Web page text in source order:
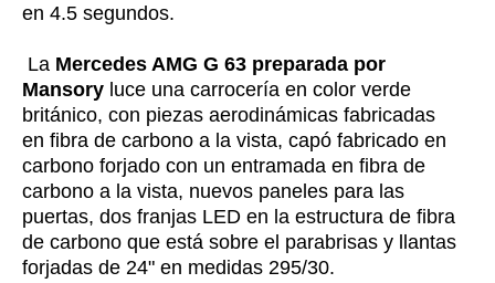
en 4.5 segundos.
La Mercedes AMG G 63 preparada por
Mansory luce una carrocería en color verde
británico, con piezas aerodinámicas fabricadas
en fibra de carbono a la vista, capó fabricado en
carbono forjado con un entramada en fibra de
carbono a la vista, nuevos paneles para las
puertas, dos franjas LED en la estructura de fibra
de carbono que está sobre el parabrisas y llantas
forjadas de 24" en medidas 295/30.